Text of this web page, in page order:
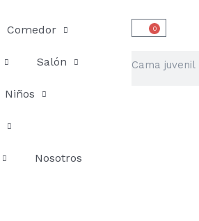
Comedor
Salón
Niños
Nosotros
0
Carrito